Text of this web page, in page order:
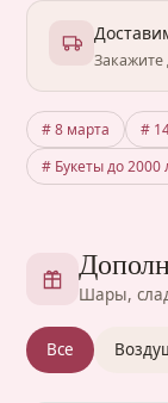
# 8 марта #
# Букеты до 2000
Шары,
Все